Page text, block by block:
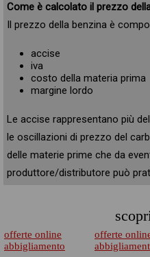
Come è calcolato il prezzo
Il prezzo della benzina è
accise
iva
costo della materia prima
margine lordo
Le accise rappresentano più
le oscillazioni di prezzo del
delle materie prime che da
produttore/distributore può
offerte online
abbigliamento
offerte